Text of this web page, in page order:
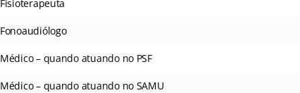
Fisioterapeuta
Fonoaudiólogo
Médico – quando atuando no PSF
Médico – quando atuando no SAMU